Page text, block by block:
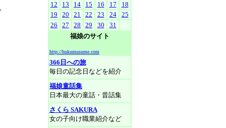
12
13 14 15 16 17
18
19
20 21 22 23 24
25
26
27 28 29 30
31
福娘のサイト
http://hukumusume.com
366日への旅
毎日の記念日などを紹介
福娘童話集
日本最大の童話・昔話集
さくら SAKURA
女の子向け職業紹介など